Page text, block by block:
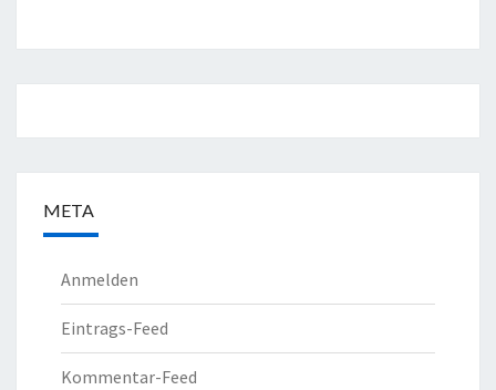
META
Anmelden
Eintrags-Feed
Kommentar-Feed